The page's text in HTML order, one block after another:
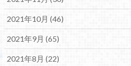
2021年10月 (46)
2021年9月 (65)
2021年8月 (22)